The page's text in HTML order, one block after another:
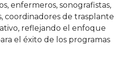
enfermeros, sonografistas,
coordinadores de trasplante
reflejando el enfoque
el éxito de los programas